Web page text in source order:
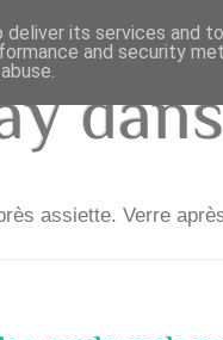
assiette. Verre
its services and
and security